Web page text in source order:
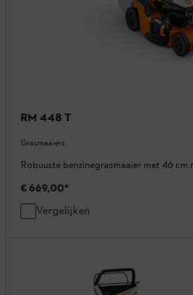
RM 448 T
Grasmaaiers
Robuuste benzinegrasmaaier met 46 cm
€ 669,00*
Vergelijken